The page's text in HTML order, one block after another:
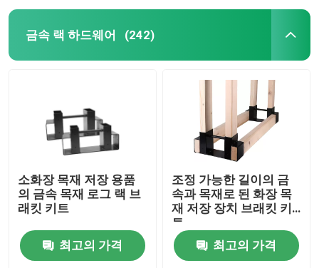
금속 랙 하드웨어 (242)
소화장 목재 저장 용품
의 금속 목재 로그 랙 브
래킷 키트
최고의 가격
조정 가능한 길이의 금
속과 목재로 된 화장 목
재 저장 장치 브래킷 키
트
최고의 가격